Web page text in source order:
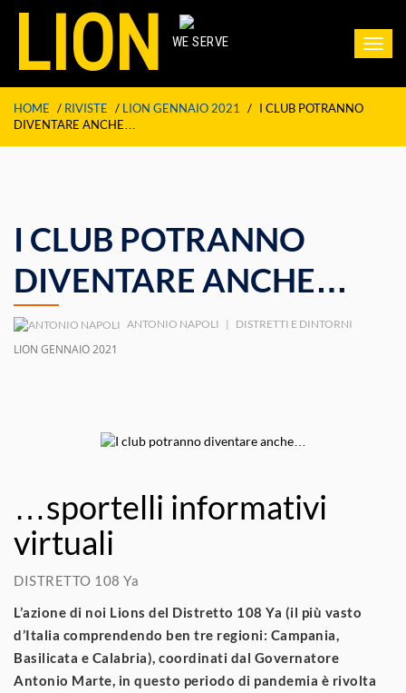
LION WE SERVE
HOME / RIVISTE / LION GENNAIO 2021 / I CLUB POTRANNO
DIVENTARE ANCHE…
I CLUB POTRANNO
DIVENTARE ANCHE…
ANTONIO NAPOLI | DISTRETTI E DINTORNI
LION GENNAIO 2021
…sportelli informativi
virtuali
DISTRETTO 108 Ya
L’azione di noi Lions del Distretto 108 Ya (il più vasto
d’Italia comprendendo ben tre regioni: Campania,
Basilicata e Calabria), coordinati dal Governatore
Antonio Marte, in questo periodo di pandemia è rivolta